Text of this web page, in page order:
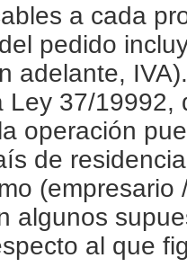
a cada
pedido
adelante,
Ley 37/
operación
de
algunos
al que